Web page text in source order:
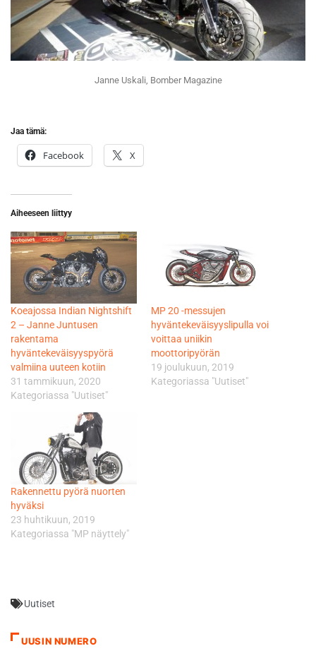
Janne Uskali, Bomber Magazine
Jaa tämä:
Facebook X
Aiheeseen liittyy
Koeajossa Indian Nightshift
2 – Janne Juntusen
rakentama
hyväntekeväisyyspyörä
valmiina uuteen kotiin
31 tammikuun, 2020
Kategoriassa "Uutiset"
MP 20 -messujen
hyväntekeväisyyslipulla voi
voittaa uniikin
moottoripyörän
19 joulukuun, 2019
Kategoriassa "Uutiset"
Rakennettu pyörä nuorten
hyväksi
23 huhtikuun, 2019
Kategoriassa "MP näyttely"
Uutiset
UUSIN NUMERO